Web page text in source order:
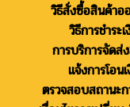
วิธีสั่งซื้อสินค้าอ
วิธีการชำระ
การบริการจัดส่
แจ้งการโอน
ตรวจสอบสถานะ